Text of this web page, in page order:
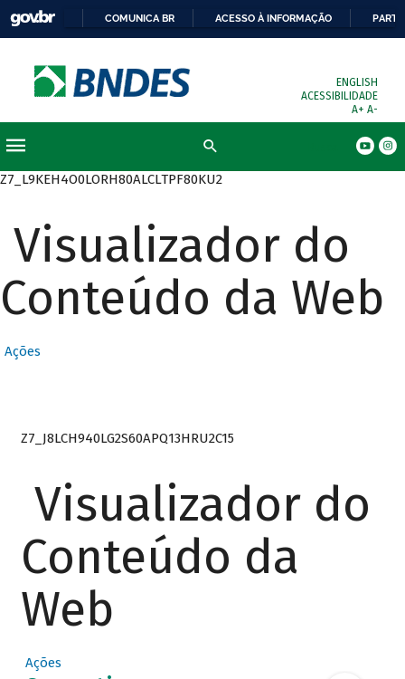
COMUNICA BR ACESSO À INFORMAÇÃO
ENGLISH
ACESSIBILIDADE
A+ A-
Z7_L9KEH4O0LORH80ALCLTPF80KU2
Visualizador do
Conteúdo da Web
Ações
Z7_J8LCH940LG2S60APQ13HRU2C15
Visualizador do
Conteúdo da
Web
Ações